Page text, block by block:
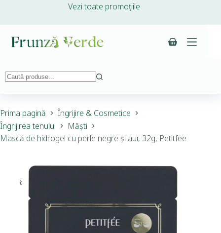
Vezi toate promoțiile
Prima pagină
Îngrijire & Cosmetice
Îngrijirea tenului
Măști
Mască de hidrogel cu perle negre și aur, 32g, Petitfee
-15%